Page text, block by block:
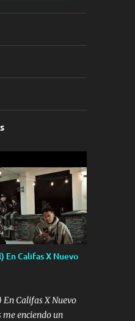
En Califas X Nuevo
En Califas X Nuevo
enciendo un